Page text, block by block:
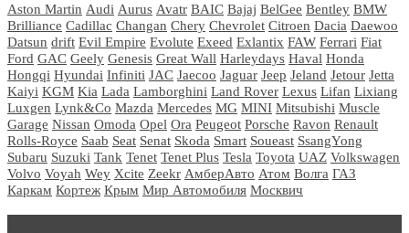
Aston Martin Audi Aurus Avatr BAIC Bajaj BelGee Bentley BMW
Brilliance Cadillac Changan Chery Chevrolet Citroen Dacia Daewoo
Datsun drift Evil Empire Evolute Exeed Exlantix FAW Ferrari Fiat
Ford GAC Geely Genesis Great Wall Harleydays Haval Honda
Hongqi Hyundai Infiniti JAC Jaecoo Jaguar Jeep Jeland Jetour Jetta
Kaiyi KGM Kia Lada Lamborghini Land Rover Lexus Lifan Lixiang
Luxgen Lynk&Co Mazda Mercedes MG MINI Mitsubishi Muscle
Garage Nissan Omoda Opel Ora Peugeot Porsche Ravon Renault
Rolls-Royce Saab Seat Senat Skoda Smart Soueast SsangYong
Subaru Suzuki Tank Tenet Tenet Plus Tesla Toyota UAZ Volkswagen
Volvo Voyah Wey Xcite Zeekr АмберАвто Атом Волга ГАЗ
Каркам Кортеж Крым Мир Автомобиля Москвич